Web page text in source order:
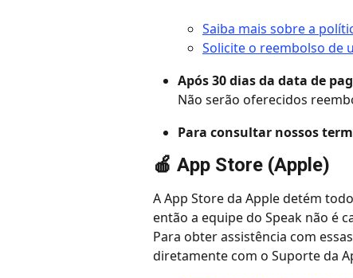
Saiba mais sobre a
Solicite o reembolso de
Após 30 dias da data de
Não serão oferecidos
Para consultar nossos
🍎 App Store (Apple)
A App Store da Apple detém
então a equipe do Speak não é
Para obter assistência com
diretamente com o Suporte da